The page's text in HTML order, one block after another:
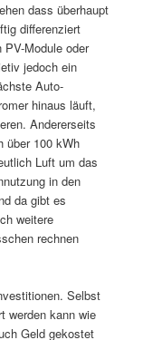
dass überhaupt
differenziert
Module oder
jedoch ein
Auto-
hinaus läuft,
Andererseits
über 100 kWh
Luft um das
in den
da gibt es
weitere
rechnen
Selbst
werden kann wie
Geld gekostet